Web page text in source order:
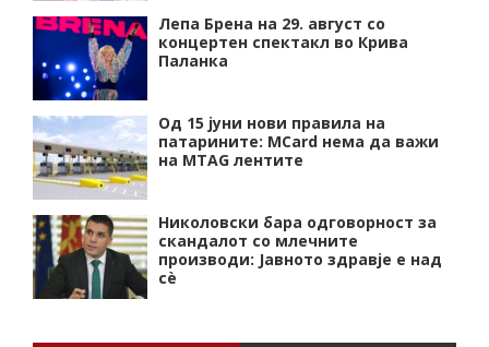
Лепа Брена на 29. август со
концертен спектакл во Крива
Паланка
Од 15 јуни нови правила на
патарините: MCard нема да важи
на MTAG лентите
Николовски бара одговорност за
скандалот со млечните
производи: Јавното здравје е над
сѐ